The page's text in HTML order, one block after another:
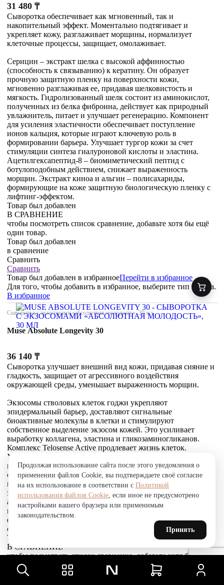
31 480 ₸
Сыворотка обеспечивает как мгновенный, так и
накопительный эффект. Моментально подтягивает и
укрепляет кожу, разглаживает морщины, нормализует
клеточные процессы, защищает, омолаживает.
Серицин – экстракт шелка с высокой аффинностью
(способность к связыванию) к кератину. Он образует
прочную защитную пленку на поверхности кожи,
мгновенно разглаживая ее, придавая шелковистость и
мягкость. Гидролизованный шелк состоит из аминокислот,
полученных из белка фиброина, действует как природный
увлажнитель, питает и улучшает регенерацию. Компонент
для усиления эластичности обеспечивает поступление
ионов кальция, которые играют ключевую роль в
формировании барьера. Улучшает тургор кожи за счет
стимуляции синтеза гиалуроновой кислоты и эластина.
Ацетилгексапептид-8 – биомиметический пептид с
ботулоподобным действием, снижает выраженность
морщин. Экстракт киноа и альгин – полисахариды,
формирующие на коже защитную биологическую пленку с
лифтинг-эффектом.
Товар был добавлен
В СРАВНЕНИЕ
чтобы посмотреть список сравнение, добавьте хотя бы ещё
один товар.
Товар был добавлен
в сравнение
Сравнить
Сравнить
Товар был добавлен в избранноеПерейти в избранное
Для того, чтобы добавить в избранное, выберите тип товара.
В избранное
Сыворотка с экзосомами «абсолютная молодость», 30 мл
Muse Absolute Longevity 30
36 140 ₸
Сыворотка улучшает внешний вид кожи, придавая сияние и
гладкость, защищает от агрессивного воздействия
окружающей среды, уменьшает выраженность морщин.
Экзосомы стволовых клеток годжи укрепляют
эпидермальный барьер, доставляют сигнальные
биоактивные молекулы в клетки и стимулируют
собственное выделение экзосом кожей. Это усиливает
выработку коллагена, эластина и гликозаминогликанов.
Комплекс Telosense Active продлевает жизнь клеток.
Укрепляющий пептид восстанавливает и усиливает связи
между фибробластами и внеклеточным матриксом,
стимулирует выработку коллагена I и VI типов, обеспечивая
прочное соединение эпидермиса и дермы, что приводит к
заметному сокращению морщин. Стволовые клетки
альпийской розы защищают, поддерживают и
восстанавливают устойчивость кожи к агрессивным
факторам окружающей среды и преждевременному
старению, улучшают барьерные свойства.
Товар был добавлен
В СРАВНЕНИЕ
чтобы посмотреть список сравнение, добавьте хотя бы ещё
один товар.
Товар был добавлен
Продолжая использование сайта после этого уведомления о
применении файлов Cookie, вы подтверждаете своё согласие
на их использование в соответствии с Политикой
использования файлов Cookie, если иное не предусмотрено
настройками вашего браузера или применимым
законодательством.
Принять